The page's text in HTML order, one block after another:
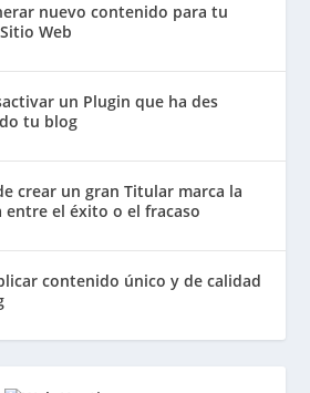
nuevo contenido para tu
Web
un Plugin que ha des
tu blog
crear un gran Titular marca la
entre el éxito o el fracaso
contenido único y de calidad